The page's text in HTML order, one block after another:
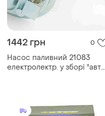
1442 грн 0
Насос паливний 21083
електролектр. у зборі "авто